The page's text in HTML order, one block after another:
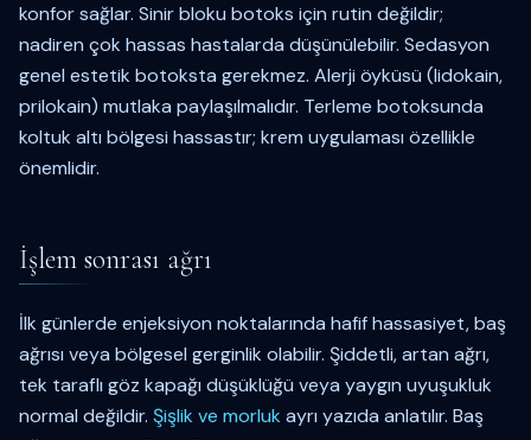
konfor sağlar. Sinir bloku botoks için rutin değildir;
nadiren çok hassas hastalarda düşünülebilir. Sedasyon
genel estetik botoksta gerekmez. Alerji öyküsü (lidokain,
prilokain) mutlaka paylaşılmalıdır. Terleme botoksunda
koltuk altı bölgesi hassastır; krem uygulaması özellikle
önemlidir.
İşlem sonrası ağrı
İlk günlerde enjeksiyon noktalarında hafif hassasiyet, baş
ağrısı veya bölgesel gerginlik olabilir. Şiddetli, artan ağrı,
tek taraflı göz kapağı düşüklüğü veya yaygın uyuşukluk
normal değildir. Şişlik ve morluk ayrı yazıda anlatılır. Baş